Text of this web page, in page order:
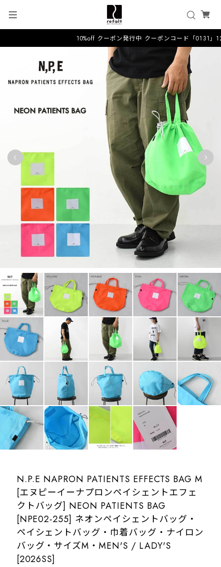
10%off クーポン発行中 クーポンコード「0131」
N.P.E NAPRON PATIENTS EFFECTS BAG M
[エヌピーイーナプロンペイシェントエフェ
クトバッグ] NEON PATIENTS BAG
[NPE02-255] ネオンペイシェントバッグ・
ペイシェントバッグ・巾着バッグ・ナイロン
バッグ・サイズM・MEN'S / LADY'S
[2026SS]